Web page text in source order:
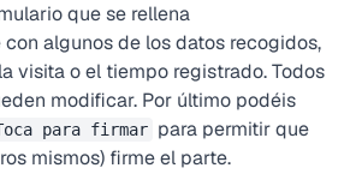
que se rellena
algunos de los datos recogidos,
visita o el tiempo registrado. Todos
modificar. Por último podéis
para firmar para permitir que
mismos) firme el parte.